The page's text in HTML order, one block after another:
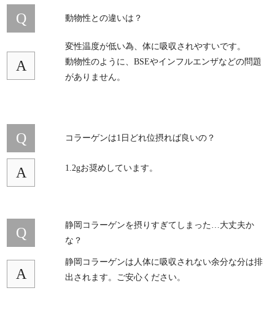
Q 動物性との違いは？
A
変性温度が低い為、体に吸収されやすいです。
動物性のように、BSEやインフルエンザなどの問題
がありません。
Q コラーゲンは1日どれ位摂れば良いの？
A 1.2gお奨めしています。
Q
静岡コラーゲンを摂りすぎてしまった…大丈夫か
な？
A
静岡コラーゲンは人体に吸収されない余分な分は排
出されます。ご安心ください。